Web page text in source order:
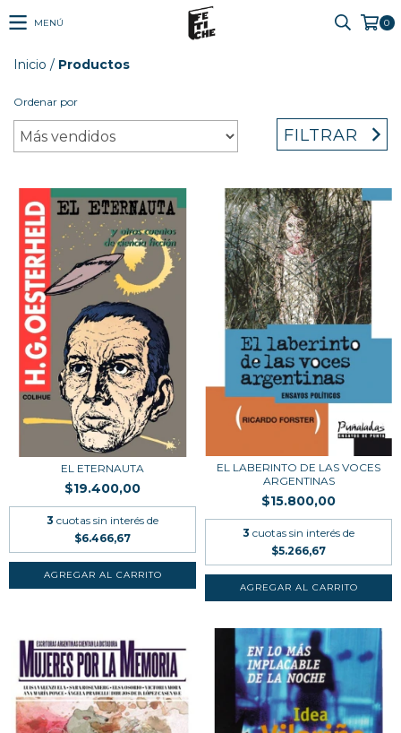
MENÚ 0
Inicio / Productos
Ordenar por
FILTRAR
EL ETERNAUTA
$19.400,00
3 cuotas sin interés de
$6.466,67
EL LABERINTO DE LAS VOCES
ARGENTINAS
$15.800,00
3 cuotas sin interés de
$5.266,67